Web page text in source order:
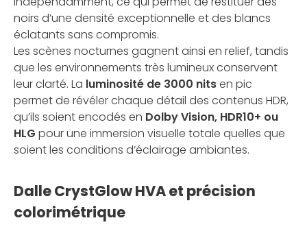
noirs d’une densité exceptionnelle et des blancs
éclatants sans compromis.
Les scènes nocturnes gagnent ainsi en relief, tandis
que les environnements très lumineux conservent
leur clarté. La luminosité de 3000 nitsen pic
permet de révéler chaque détail des contenus HDR,
qu’ils soient encodés en Dolby Vision, HDR10+ ou
HLG pour une immersion visuelle totale quelles que
soient les conditions d’éclairage ambiantes.
Dalle CrystGlow HVA et précision
colorimétrique